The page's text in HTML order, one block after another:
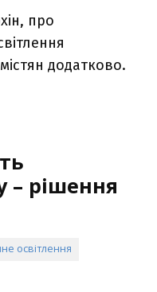
про
додатково.
– рішення
освітлення